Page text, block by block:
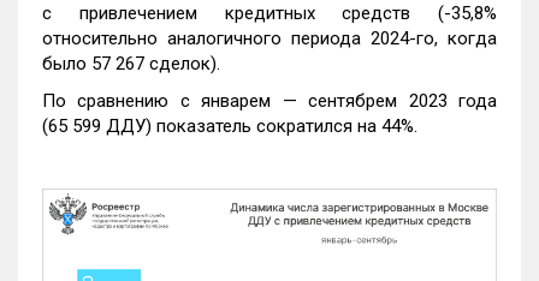
с привлечением кредитных средств (-35,8%
относительно аналогичного периода 2024-го, когда
было 57 267 сделок).
По сравнению с январем — сентябрем 2023 года
(65 599 ДДУ) показатель сократился на 44%.